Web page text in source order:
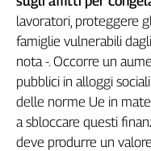
Cerca
Contatti
La
redazione
lavoratori, proteggere
famiglie vulnerabili
nota -. Occorre un
pubblici in alloggi
delle norme Ue in
a sbloccare questi
deve produrre un